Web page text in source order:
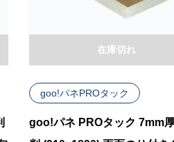
goo!パネPROタック
goo!パネ PROタック 7mm
在庫切れ